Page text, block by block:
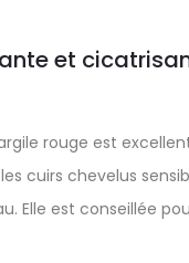
et
rouge est
cuirs chevelus
Elle est conseillée